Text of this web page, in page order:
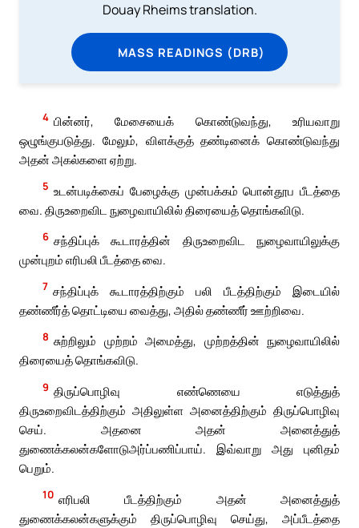
Douay Rheims translation.
MASS READINGS (DRB)
4 பின்னர், மேசையைக் கொண்டுவந்து, உரியவாறு
ஒழுங்குபடுத்து. மேலும், விளக்குத் தண்டினைக் கொண்டுவந்து
அதன் அகல்களை ஏற்று.
5 உடன்படிக்கைப் பேழைக்கு முன்பக்கம் பொன்தூப பீடத்தை
வை. திருஉறைவிட நுழைவாயிலில் திரையைத் தொங்கவிடு.
6 சந்திப்புக் கூடாரத்தின் திருஉறைவிட நுழைவாயிலுக்கு
முன்புறம் எரிபலி பீடத்தை வை.
7 சந்திப்புக் கூடாரத்திற்கும் பலி பீடத்திற்கும் இடையில்
தண்ணீர்த் தொட்டியை வைத்து, அதில் தண்ணீர் ஊற்றிவை.
8 சுற்றிலும் முற்றம் அமைத்து, முற்றத்தின் நுழைவாயிலில்
திரையைத் தொங்கவிடு.
9 திருப்பொழிவு எண்ணெயை எடுத்துத்
திருஉறைவிடத்திற்கும் அதிலுள்ள அனைத்திற்கும் திருப்பொழிவு
செய். அதனை அதன் அனைத்துத்
துணைக்கலன்களோடுஅர்ப்பணிப்பாய். இவ்வாறு அது புனிதம்
பெறும்.
10 எரிபலி பீடத்திற்கும் அதன் அனைத்துத்
துணைக்கலன்களுக்கும் திருப்பொழிவு செய்து, அப்பீடத்தை